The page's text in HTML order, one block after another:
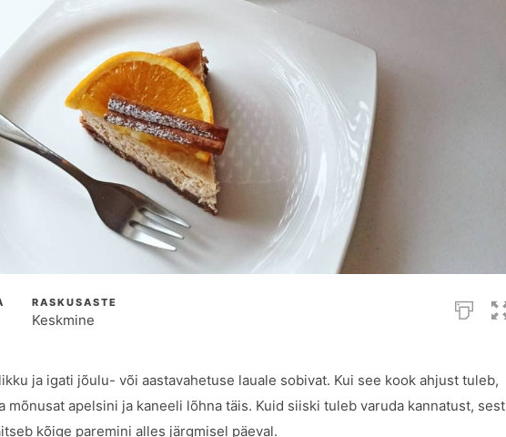
RASKUSASTE
Keskmine
ja igati jõulu- või aastavahetuse lauale sobivat. Kui see kook ahjust tuleb,
mõnusat apelsini ja kaneeli lõhna täis. Kuid siiski tuleb varuda kannatust, sest
kõige paremini alles järgmisel päeval.